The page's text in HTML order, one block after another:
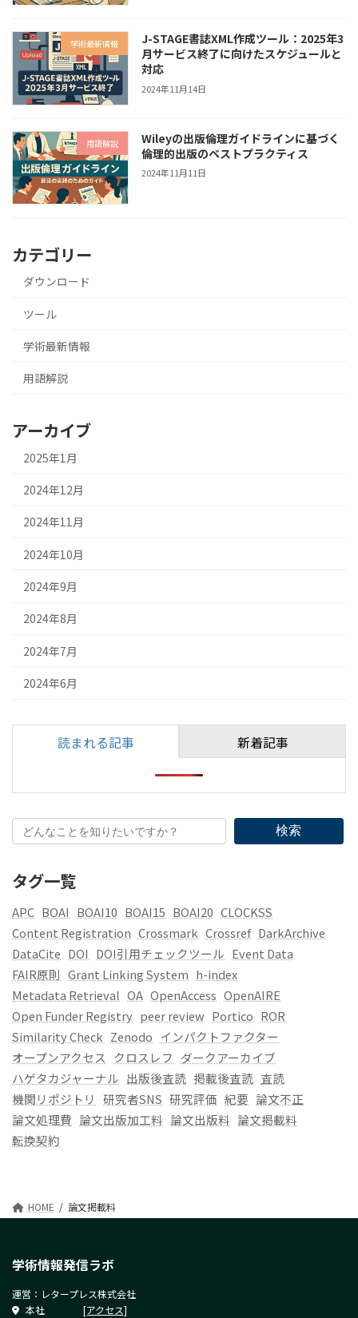
学術最新情報
J-STAGE書誌XML作成ツール：2025年3
月サービス終了に向けたスケジュールと
対応
2024年11月14日
用語解説
Wileyの出版倫理ガイドラインに基づく
倫理的出版のベストプラクティス
2024年11月11日
カテゴリー
ダウンロード
ツール
学術最新情報
用語解説
アーカイブ
2025年1月
2024年12月
2024年11月
2024年10月
2024年9月
2024年8月
2024年7月
2024年6月
読まれる記事 新着記事
検索
タグ一覧
APC BOAI BOAI10 BOAI15 BOAI20 CLOCKSS
Content Registration Crossmark Crossref DarkArchive
DataCite DOI DOI引用チェックツール Event Data
FAIR原則 Grant Linking System h-index
Metadata Retrieval OA OpenAccess OpenAIRE
Open Funder Registry peer review Portico ROR
Similarity Check Zenodo インパクトファクター
オープンアクセス クロスレフ ダークアーカイブ
ハゲタカジャーナル 出版後査読 掲載後査読 査読
機関リポジトリ
研究者SNS 研究評価 紀要 論文不正
論文処理費 論文出版加工料 論文出版料 論文掲載料
転換契約
HOME 論文掲載料
学術情報発信ラボ
運営：レタープレス株式会社
本社 [アクセス]